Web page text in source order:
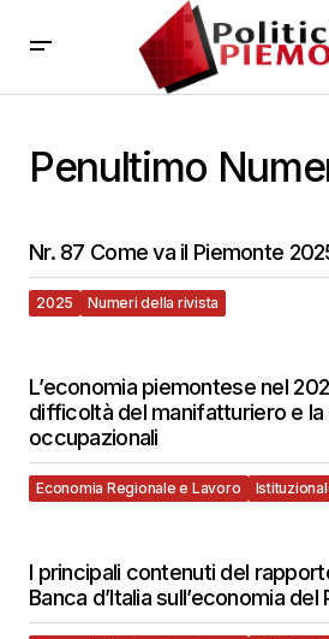
Penultimo
Nr. 87 Come va il Piemonte
2025 Numeri della rivista
L’economia piemontese nel
difficoltà del manifatturiero e la
occupazionali
Economia Regionale e Lavoro
I principali contenuti del
Banca d’Italia sull’economia del